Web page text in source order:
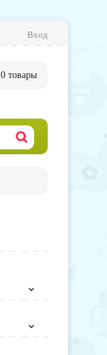
Вход
0товары